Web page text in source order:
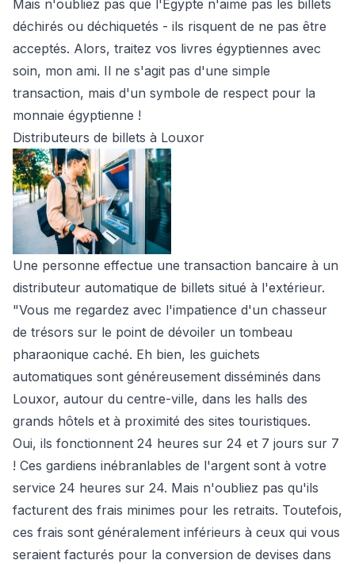
Mais n'oubliez pas que l'Égypte n'aime pas les billets
déchirés ou déchiquetés - ils risquent de ne pas être
acceptés. Alors, traitez vos livres égyptiennes avec
soin, mon ami. Il ne s'agit pas d'une simple
transaction, mais d'un symbole de respect pour la
monnaie égyptienne !
Distributeurs de billets à Louxor
Une personne effectue une transaction bancaire à un
distributeur automatique de billets situé à l'extérieur.
"Vous me regardez avec l'impatience d'un chasseur
de trésors sur le point de dévoiler un tombeau
pharaonique caché. Eh bien, les guichets
automatiques sont généreusement disséminés dans
Louxor, autour du centre-ville, dans les halls des
grands hôtels et à proximité des sites touristiques.
Oui, ils fonctionnent 24 heures sur 24 et 7 jours sur 7
! Ces gardiens inébranlables de l'argent sont à votre
service 24 heures sur 24. Mais n'oubliez pas qu'ils
facturent des frais minimes pour les retraits. Toutefois,
ces frais sont généralement inférieurs à ceux qui vous
seraient facturés pour la conversion de devises dans